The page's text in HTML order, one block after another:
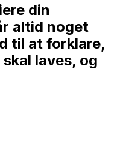
din
altid noget
til at forklare,
laves, og